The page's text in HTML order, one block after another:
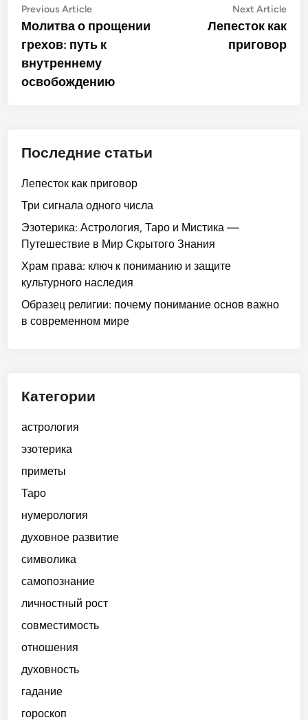
Post
navigation
Previous ArticlePrevious
article:
Молитва о прощении
грехов: путь к
внутреннему
освобождению
Next Article
Лепесток как
приговор
Последние статьи
Лепесток как приговор
Три сигнала одного числа
Эзотерика: Астрология, Таро и Мистика —
Путешествие в Мир Скрытого Знания
Храм права: ключ к пониманию и защите
культурного наследия
Образец религии: почему понимание основ важно
в современном мире
Категории
астрология
эзотерика
приметы
Таро
нумерология
духовное развитие
символика
самопознание
личностный рост
совместимость
отношения
духовность
гадание
гороскоп